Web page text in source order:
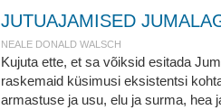
JUTUAJAMISED
NEALE DONALD WALSCH
Kujuta ette, et sa võiksid esitada
raskemaid küsimusi eksistentsi
armastuse ja usu, elu ja surma, hea